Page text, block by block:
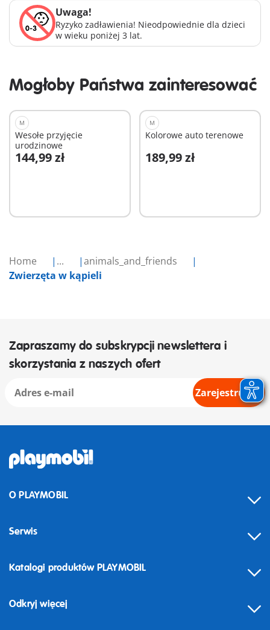
Home ...
animals_and_friends
Zwierzęta w kąpieli
Uwaga!
Ryzyko zadławienia! Nieodpowiednie dla dzieci
w wieku poniżej 3 lat.
Mogłoby Państwa zainteresować
M
Wesołe przyjęcie
urodzinowe
144,99 zł
Dodaj do koszyka
M
Kolorowe auto terenowe
189,99 zł
Dodaj do koszyka
Zapraszamy do subskrypcji newslettera i
skorzystania z naszych ofert
Zarejestruj się
O PLAYMOBIL
Serwis
Odstąpienie od umowy
Katalogi produktów PLAYMOBIL
Odkryj więcej